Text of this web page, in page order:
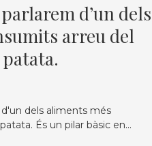
d’un dels
arreu del
dels aliments més
És un pilar bàsic en...